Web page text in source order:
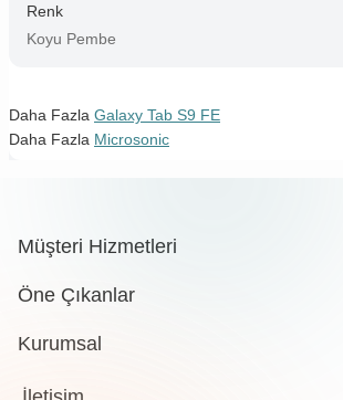
Renk
Koyu Pembe
Daha Fazla Galaxy Tab S9 FE
Daha Fazla Microsonic
Müşteri Hizmetleri
Öne Çıkanlar
Kurumsal